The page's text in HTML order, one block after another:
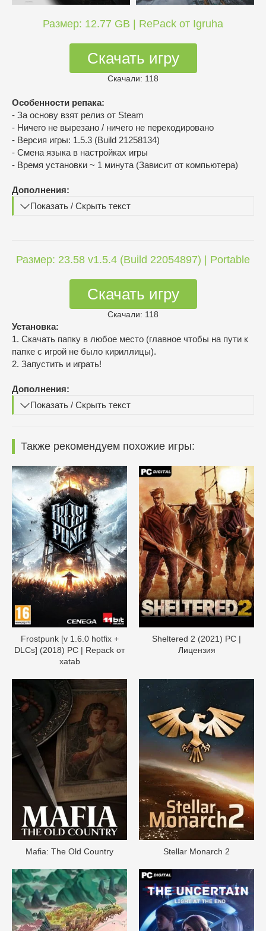
Размер: 12.77 GB | RePack от Igruha
Скачать игру
Скачали: 118
Особенности репака:
- За основу взят релиз от Steam
- Ничего не вырезано / ничего не перекодировано
- Версия игры: 1.5.3 (Build 21258134)
- Смена языка в настройках игры
- Время установки ~ 1 минута (Зависит от компьютера)
Дополнения:
Показать / Скрыть текст
Размер: 23.58 v1.5.4 (Build 22054897) | Portable
Скачать игру
Скачали: 118
Установка:
1. Скачать папку в любое место (главное чтобы на пути к
папке с игрой не было кириллицы).
2. Запустить и играть!
Дополнения:
Показать / Скрыть текст
Также рекомендуем похожие игры:
Frostpunk [v 1.6.0 hotfix +
DLCs] (2018) PC | Repack от
xatab
Sheltered 2 (2021) PC |
Лицензия
Mafia: The Old Country Stellar Monarch 2